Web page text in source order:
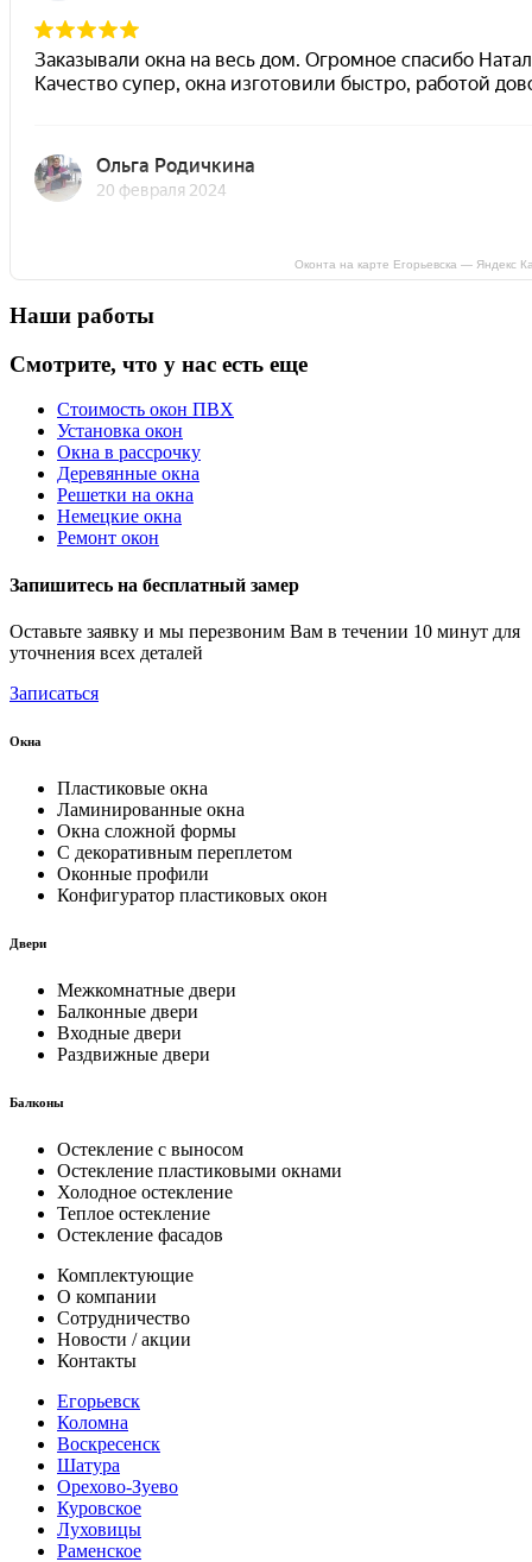
Оконта на карте Егорьевска — Яндекс
Наши работы
Смотрите, что у нас есть еще
Стоимость окон ПВХ
Установка окон
Окна в рассрочку
Деревянные окна
Решетки на окна
Немецкие окна
Ремонт окон
Запишитесь на бесплатный замер
Оставьте заявку и мы перезвоним Вам в течении 10 минут для
уточнения всех деталей
Записаться
Окна
Пластиковые окна
Ламинированные окна
Окна сложной формы
С декоративным переплетом
Оконные профили
Конфигуратор пластиковых окон
Двери
Межкомнатные двери
Балконные двери
Входные двери
Раздвижные двери
Балконы
Остекление с выносом
Остекление пластиковыми окнами
Холодное остекление
Теплое остекление
Остекление фасадов
Комплектующие
О компании
Сотрудничество
Новости / акции
Контакты
Егорьевск
Коломна
Воскресенск
Шатура
Орехово-Зуево
Куровское
Луховицы
Раменское